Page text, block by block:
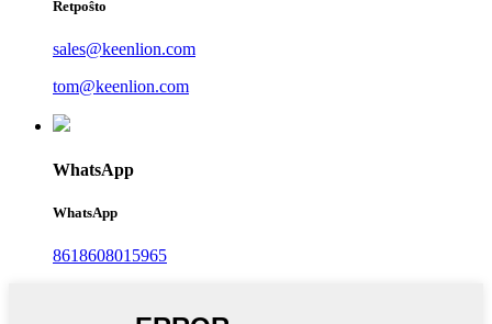
Retpoŝto
sales@keenlion.com
tom@keenlion.com
WhatsApp
WhatsApp
8618608015965